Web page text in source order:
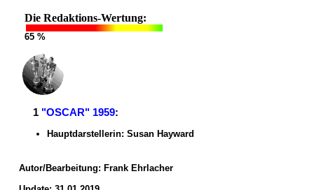
Die Redaktions-Wertung:
65 %
1 "OSCAR" 1959:
Hauptdarstellerin: Susan Hayward
Autor/Bearbeitung: Frank Ehrlacher